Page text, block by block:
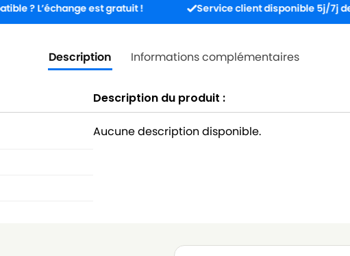
est gratuit ! Service client disponible 5j/7j de 8h à
Description Informations complémentaires
Description du produit :
Aucune description disponible.